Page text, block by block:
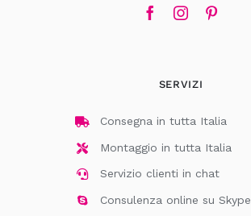
SERVIZI
Consegna in tutta Italia
Montaggio in tutta Italia
Servizio clienti in chat
Consulenza online su Skype